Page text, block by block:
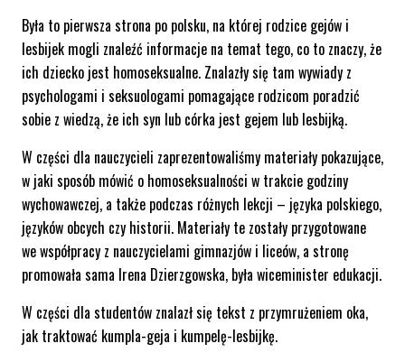
Była to pierwsza strona po polsku, na której rodzice gejów i
lesbijek mogli znaleźć informacje na temat tego, co to znaczy, że
ich dziecko jest homoseksualne. Znalazły się tam wywiady z
psychologami i seksuologami pomagające rodzicom poradzić
sobie z wiedzą, że ich syn lub córka jest gejem lub lesbijką.
W części dla nauczycieli zaprezentowaliśmy materiały pokazujące,
w jaki sposób mówić o homoseksualności w trakcie godziny
wychowawczej, a także podczas różnych lekcji – języka polskiego,
języków obcych czy historii. Materiały te zostały przygotowane
we współpracy z nauczycielami gimnazjów i liceów, a stronę
promowała sama Irena Dzierzgowska, była wiceminister edukacji.
W części dla studentów znalazł się tekst z przymrużeniem oka,
jak traktować kumpla-geja i kumpelę-lesbijkę.